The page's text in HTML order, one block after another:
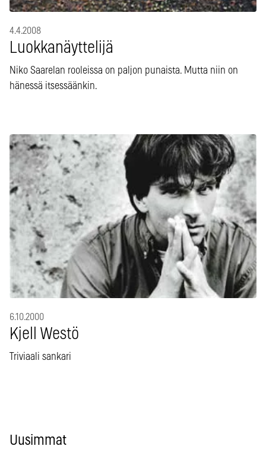
4.4.2008
Luokkanäyttelijä
Niko Saarelan rooleissa on paljon punaista. Mutta niin on
hänessä itsessäänkin.
6.10.2000
Kjell Westö
Triviaali sankari
Uusimmat